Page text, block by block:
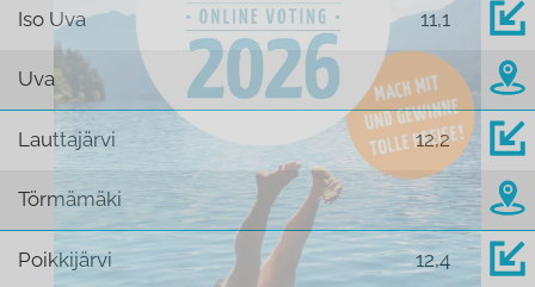
Iso Uva 11,1
Uva
Lauttajärvi 12,2
Törmämäki
Poikkijärvi 12,4